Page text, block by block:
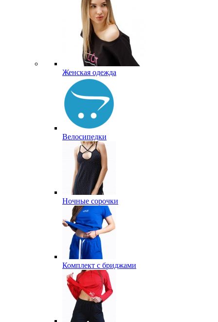
Женская одежда
Велосипедки
Ночные сорочки
Комплект с бриджами